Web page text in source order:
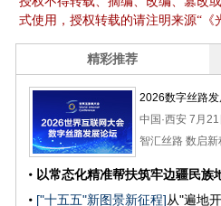
式使用，授权转载的请注明来源“《